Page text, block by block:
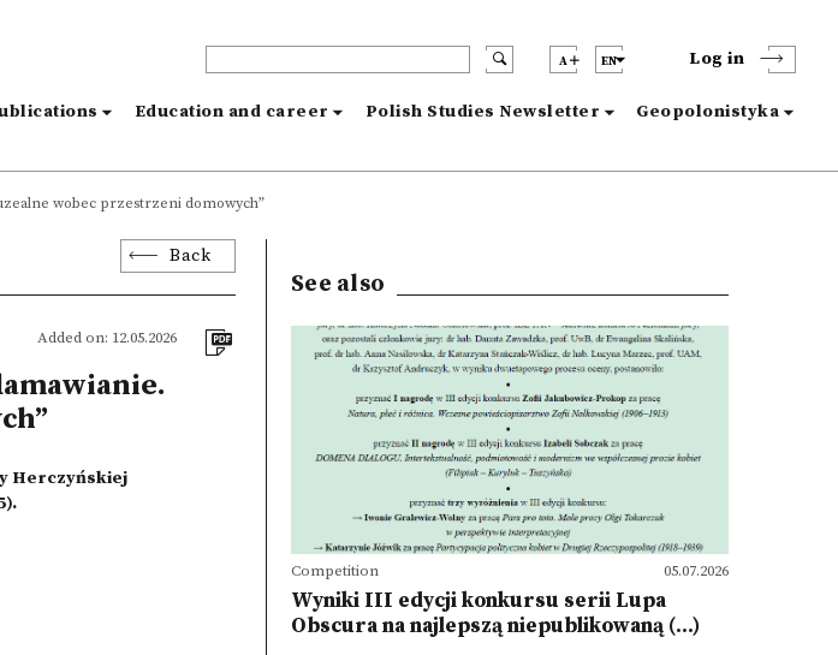
A EN Log in
Education and career Polish Studies Newsletter Geopolonistyka
wobec przestrzeni domowych”
Back
Added on: 12.05.2026
Herczyńskiej
See also
05.07.2026
Competition
Wyniki III edycji konkursu serii Lupa
Obscura na najlepszą niepublikowaną (...)